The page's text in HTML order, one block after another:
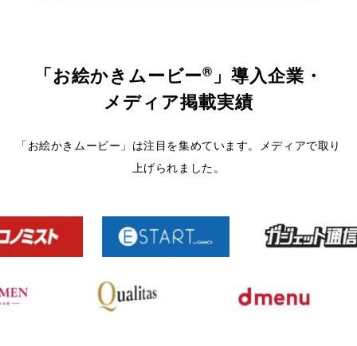
「お絵かきムービー® 」導入企業・
メディア掲載実績
「お絵かきムービー」は注目を集めています。メディアで取り
上げられました。